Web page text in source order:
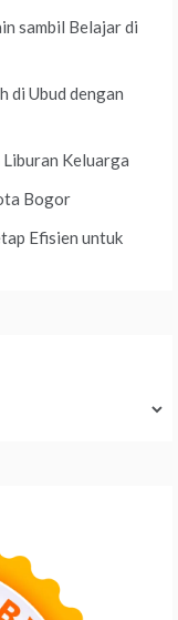
sambil Belajar di
di Ubud dengan
Keluarga
Bogor
Efisien untuk